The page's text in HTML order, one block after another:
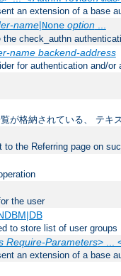
an extension of a base
name|None option...
check_authn
name backend-address
for authentication and/or
が格納されている、 テキ
to the Referring page on
the user
to store list of user groups
Require-Parameters> ...
an extension of a base